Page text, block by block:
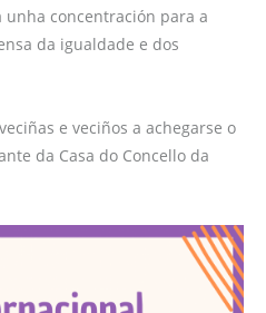
unha concentración para a
da igualdade e dos
e veciños a achegarse o
da Casa do Concello da